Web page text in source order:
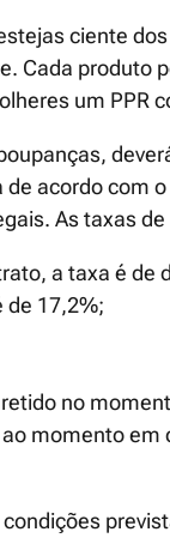
ciente
Cada produto
um PPR
acordo com
As taxas
a taxa é de
de 17,2%;
no
momento em